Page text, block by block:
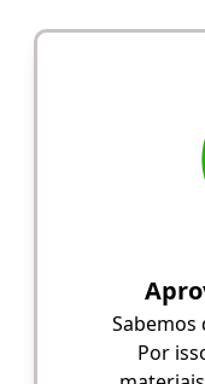
Sabemos
Por